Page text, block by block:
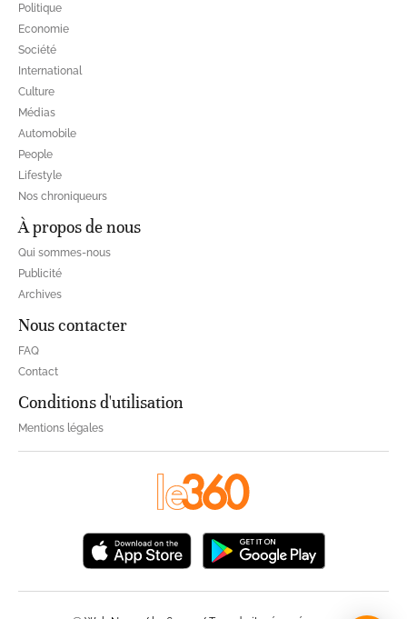
Politique
Economie
Société
International
Culture
Médias
Automobile
People
Lifestyle
Nos chroniqueurs
À propos de nous
Qui sommes-nous
Publicité
Archives
Nous contacter
FAQ
Contact
Conditions d'utilisation
Mentions légales